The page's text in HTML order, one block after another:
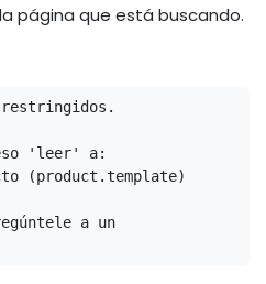
página que está buscando.
'leer' a:
(product.template)
a un